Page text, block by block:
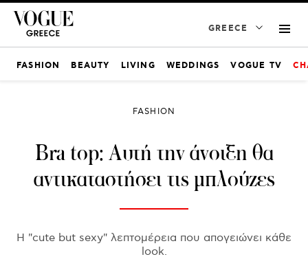
GREECE
FASHION BEAUTY LIVING WEDDINGS VOGUE TV
FASHION
Bra top: Αυτή την άνοιξη θα
αντικαταστήσει τις μπλούζες
Η "cute but sexy" λεπτομέρεια που απογειώνει κάθε
look.